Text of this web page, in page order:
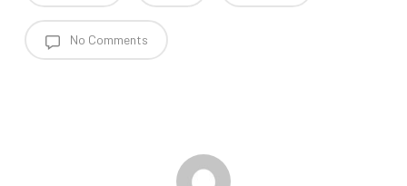
No Comments